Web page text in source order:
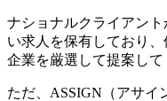
ナショナルクライアン
い求人を保有しており
企業を厳選して提案して
ただ、ASSIGN（アサイ